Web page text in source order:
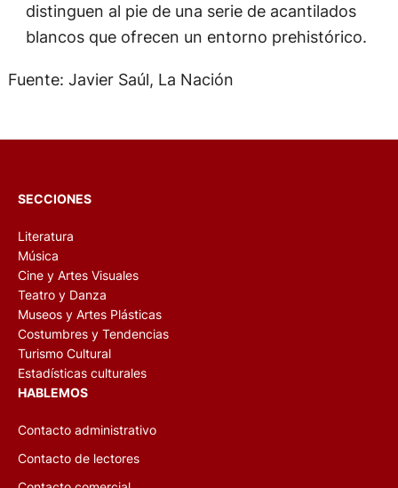
distinguen al pie de una serie de acantilados
blancos que ofrecen un entorno prehistórico.
Fuente: Javier Saúl, La Nación
SECCIONES
Literatura
Música
Cine y Artes Visuales
Teatro y Danza
Museos y Artes Plásticas
Costumbres y Tendencias
Turismo Cultural
Estadísticas culturales
HABLEMOS
Contacto administrativo
Contacto de lectores